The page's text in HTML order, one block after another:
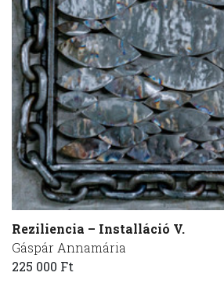
Reziliencia – Installáció V.
Gáspár Annamária
225 000 Ft